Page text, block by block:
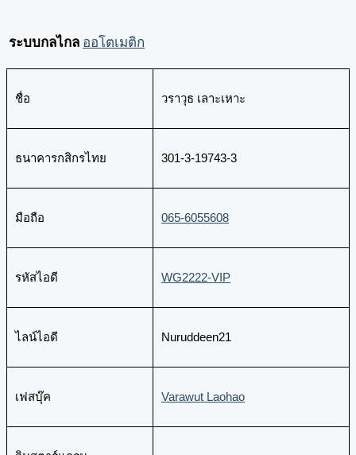
ระบบกลไกล ออโตเมติก
ชื่อ วราวุธ เลาะเหาะ
ธนาคารกสิกรไทย 301-3-19743-3
มือถือ 065-6055608​
รหัสไอดี WG2222-VIP
ไลน์ไอดี Nuruddeen21
เฟสบุ๊ค Varawut Laohao